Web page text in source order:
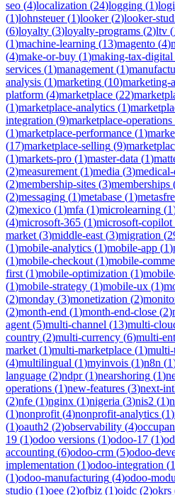
seo (4)localization (24)logging (1)
(1)lohnsteuer(1)looker(2)looker-
(6)loyalty (3)loyalty-programs (2)ltv (
(1)machine-learning (13)magento (4)
(4)make-or-buy (1)making-tax-digital
services (1)management (1)
analysis (1)marketing (10)marketing-
platform (4)marketplace (22)
(1)marketplace-analytics (1)
integration (9)marketplace-operations
(1)marketplace-performance (1)
(17)marketplace-selling (9)
(1)markets-pro (1)master-data (1)
(2)measurement (1)media (3)
(2)membership-sites (3)memberships
(2)messaging (1)metabase (1)
(2)mexico (1)mfa (1)microlearning (1
(4)microsoft-365 (1)microsoft-copilot
market (3)middle-east (3)migration (
(1)mobile-analytics (1)mobile-app (1)
(1)mobile-checkout (1)mobile-
first (1)mobile-optimization (1)
(1)mobile-strategy (1)mobile-ux (1)
(2)monday (3)monetization (2)
(2)month-end (1)month-end-close (2)
agent (5)multi-channel (13)multi-
country (2)multi-currency (6)multi-
market (1)multi-marketplace (1)multi-
(4)multilingual (1)myinvois (1)n8n (1
language (2)ndpr(1)nearshoring (1)
operations (1)new-features (3)next-
(2)nfe (1)nginx (1)nigeria (3)nis2 (1)
(1)nonprofit (4)nonprofit-analytics (1)
(1)oauth2 (2)observability (4)
19 (1)odoo versions (1)odoo-17 (1)
accounting (6)odoo-crm (5)odoo-
implementation (1)odoo-integration (1
(1)odoo-manufacturing (4)odoo-
studio (1)oee (2)ofbiz (1)oidc (2)okrs